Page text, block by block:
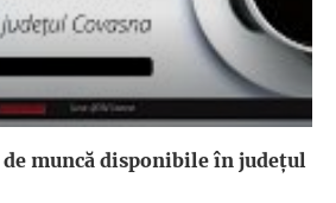
muncă disponibile în județul